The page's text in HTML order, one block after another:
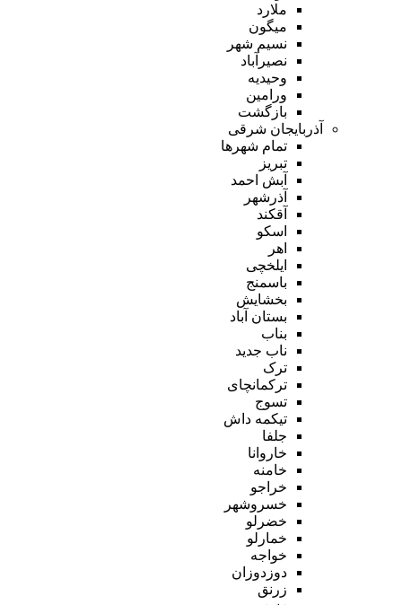
ملارد
میگون
نسیم شهر
نصیرآباد
وحیدیه
ورامین
بازگشت
آذربایجان شرقی
تمام شهر‌ها
تبریز
آبش احمد
آذرشهر
آقکند
اسکو
اهر
ایلخچی
باسمنج
بخشایش
بستان آباد
بناب
ناب جدید
ترک
ترکمانچای
تسوج
تیکمه داش
جلفا
خاروانا
خامنه
خراجو
خسروشهر
خضرلو
خمارلو
خواجه
دوزدوزان
زرنق